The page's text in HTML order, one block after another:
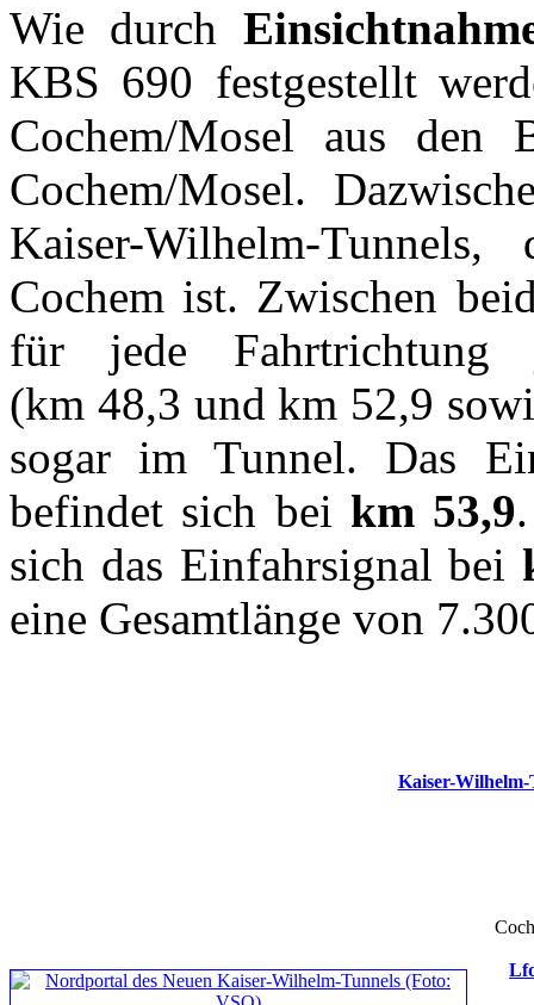
Wie durch
KBS 690 festgestellt
Cochem/Mosel aus den
Cochem/Mosel.
Kaiser-Wilhelm-
Cochem ist. Zwischen
für jede Fahrtrichtung
(km 48,3 und km 52,9
sogar im Tunnel. Das
befindet sich bei km 53,9
sich das Einfahrsignal bei
eine Gesamtlänge von
Kaiser-